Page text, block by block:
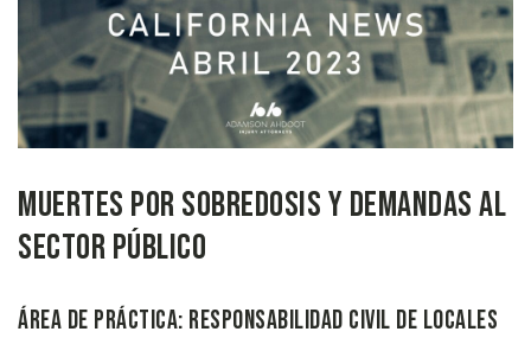
Muertes Por Sobredosis y Demandas al
Sector Público
Área de Práctica: Responsabilidad Civil de Locales